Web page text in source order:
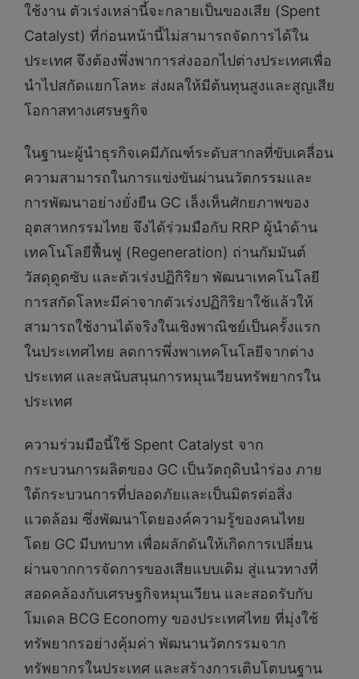
ใช้งาน ตัวเร่งเหล่านี้จะกลายเป็นของเสีย (Spent
Catalyst) ที่ก่อนหน้านี้ไม่สามารถจัดการได้ใน
ประเทศ จึงต้องพึ่งพาการส่งออกไปต่างประเทศเพื่อ
นำไปสกัดแยกโลหะ ส่งผลให้มีต้นทุนสูงและสูญเสีย
โอกาสทางเศรษฐกิจ
ในฐานะผู้นำธุรกิจเคมีภัณฑ์ระดับสากลที่ขับเคลื่อน
ความสามารถในการแข่งขันผ่านนวัตกรรมและ
การพัฒนาอย่างยั่งยืน GC เล็งเห็นศักยภาพของ
อุตสาหกรรมไทย จึงได้ร่วมมือกับ RRP ผู้นำด้าน
เทคโนโลยีฟื้นฟู (Regeneration) ถ่านกัมมันต์
วัสดุดูดซับ และตัวเร่งปฏิกิริยา พัฒนาเทคโนโลยี
การสกัดโลหะมีค่าจากตัวเร่งปฏิกิริยาใช้แล้วให้
สามารถใช้งานได้จริงในเชิงพาณิชย์เป็นครั้งแรก
ในประเทศไทย ลดการพึ่งพาเทคโนโลยีจากต่าง
ประเทศ และสนับสนุนการหมุนเวียนทรัพยากรใน
ประเทศ
ความร่วมมือนี้ใช้ Spent Catalyst จาก
กระบวนการผลิตของ GC เป็นวัตถุดิบนำร่อง ภาย
ใต้กระบวนการที่ปลอดภัยและเป็นมิตรต่อสิ่ง
แวดล้อม ซึ่งพัฒนาโดยองค์ความรู้ของคนไทย
โดย GC มีบทบาท เพื่อผลักดันให้เกิดการเปลี่ยน
ผ่านจากการจัดการของเสียแบบเดิม สู่แนวทางที่
สอดคล้องกับเศรษฐกิจหมุนเวียน และสอดรับกับ
โมเดล BCG Economy ของประเทศไทย ที่มุ่งใช้
ทรัพยากรอย่างคุ้มค่า พัฒนานวัตกรรมจาก
ทรัพยากรในประเทศ และสร้างการเติบโตบนฐาน